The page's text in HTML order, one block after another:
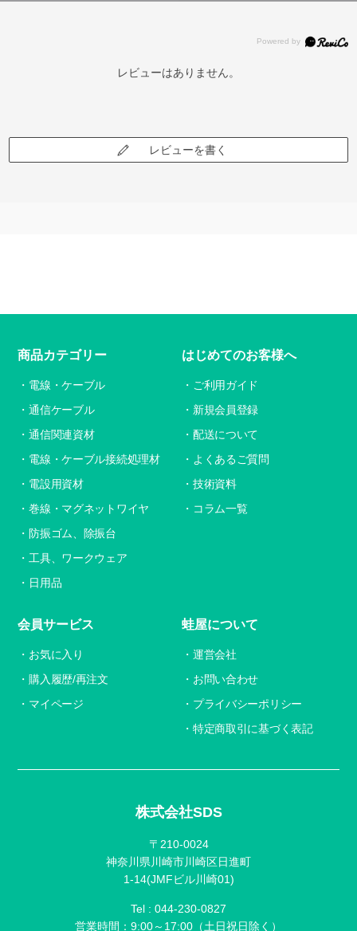
レビューはありません。
レビューを書く
株式会社SDS
〒210-0024
神奈川県川崎市川崎区日進町
1-14(JMFビル川崎01)
Tel : 044-230-0827
営業時間：9:00～17:00（土日祝日除く）
商品カテゴリー
電線・ケーブル
通信ケーブル
通信関連資材
電線・ケーブル接続処理材
電設用資材
巻線・マグネットワイヤ
防振ゴム、除振台
工具、ワークウェア
日用品
はじめてのお客様へ
ご利用ガイド
新規会員登録
配送について
よくあるご質問
技術資料
コラム一覧
会員サービス
お気に入り
購入履歴/再注文
マイページ
蛙屋について
運営会社
お問い合わせ
プライバシーポリシー
特定商取引に基づく表記